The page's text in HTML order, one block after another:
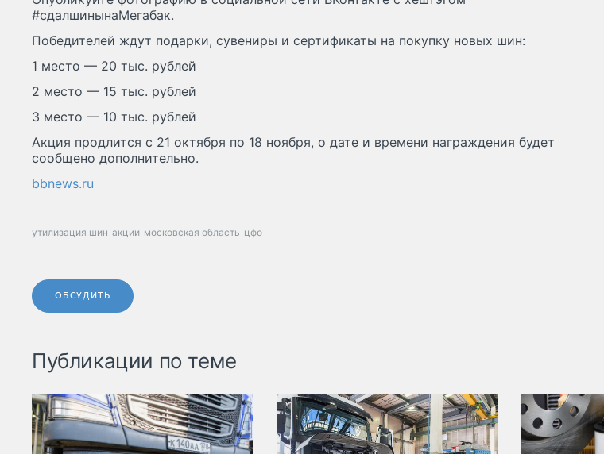
#сдалшинынаМегабак.
Победителей ждут подарки, сувениры и сертификаты на покупку новых шин:
1 место — 20 тыс. рублей
2 место — 15 тыс. рублей
3 место — 10 тыс. рублей
Акция продлится с 21 октября по 18 ноября, о дате и времени награждения будет
сообщено дополнительно.
bbnews.ru
утилизация шин акции московская область цфо
ОБСУДИТЬ
Публикации по теме